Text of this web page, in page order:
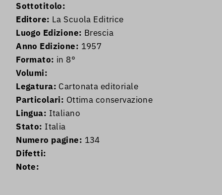
Sottotitolo:
Editore: La Scuola Editrice
Luogo Edizione: Brescia
Anno Edizione: 1957
Formato: in 8°
Volumi:
Legatura: Cartonata editoriale
Particolari: Ottima conservazione
Lingua: Italiano
Stato: Italia
Numero pagine: 134
Difetti:
Note: